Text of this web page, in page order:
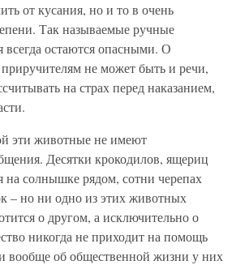
от кусания, но и то в очень
Так называемые ручные
остаются опасными. О
не может быть и речи,
на страх перед наказанием,
эти животные не имеют
Десятки крокодилов, ящериц
на солнышке рядом, сотни черепах
– но ни одно из этих животных
о другом, а исключительно о
никогда не приходит на помощь
вообще об общественной жизни у них